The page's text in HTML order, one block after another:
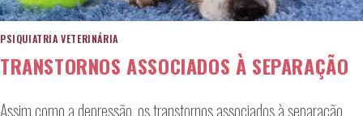
PSIQUIATRIA VETERINÁRIA
TRANSTORNOS ASSOCIADOS À SEPARAÇÃO
Assim como a depressão, os transtornos associados à separação